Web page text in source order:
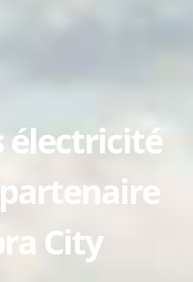
électricité
City